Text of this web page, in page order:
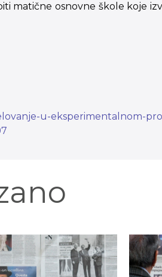
matične osnovne škole koje
u-eksperimentalnom-